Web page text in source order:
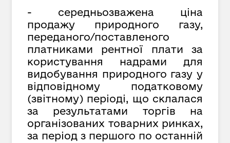
- середньозважена ціна
продажу природного газу,
переданого/поставленого
платниками рентної плати за
користування надрами для
видобування природного газу у
відповідному податковому
(звітному) періоді, що склалася
за результатами торгів на
організованих товарних ринках,
за період з першого по останній